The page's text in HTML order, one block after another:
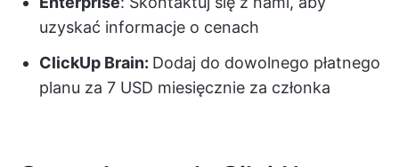
uzyskać informacje o cenach
ClickUp Brain: Dodaj do dowolnego płatnego
planu za 7 USD miesięcznie za członka